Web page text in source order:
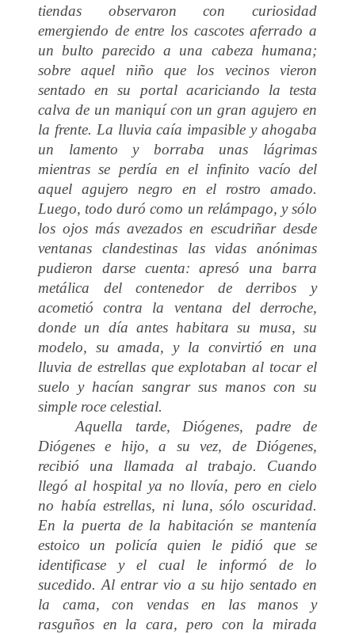
tiendas observaron con curiosidad
emergiendo de entre los cascotes aferrado a
un bulto parecido a una cabeza humana;
sobre aquel niño que los vecinos vieron
sentado en su portal acariciando la testa
calva de un maniquí con un gran agujero en
la frente. La lluvia caía impasible y ahogaba
un lamento y borraba unas lágrimas
mientras se perdía en el infinito vacío del
aquel agujero negro en el rostro amado.
Luego, todo duró como un relámpago, y sólo
los ojos más avezados en escudriñar desde
ventanas clandestinas las vidas anónimas
pudieron darse cuenta: apresó una barra
metálica del contenedor de derribos y
acometió contra la ventana del derroche,
donde un día antes habitara su musa, su
modelo, su amada, y la convirtió en una
lluvia de estrellas que explotaban al tocar el
suelo y hacían sangrar sus manos con su
simple roce celestial.
Aquella tarde, Diógenes, padre de
Diógenes e hijo, a su vez, de Diógenes,
recibió una llamada al trabajo. Cuando
llegó al hospital ya no llovía, pero en cielo
no había estrellas, ni luna, sólo oscuridad.
En la puerta de la habitación se mantenía
estoico un policía quien le pidió que se
identificase y el cual le informó de lo
sucedido. Al entrar vio a su hijo sentado en
la cama, con vendas en las manos y
rasguños en la cara, pero con la mirada